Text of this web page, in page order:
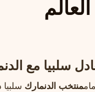
سلبيا مع
منتخب الدنمارك